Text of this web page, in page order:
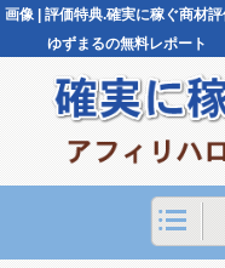
ゆずまるの無料レポート